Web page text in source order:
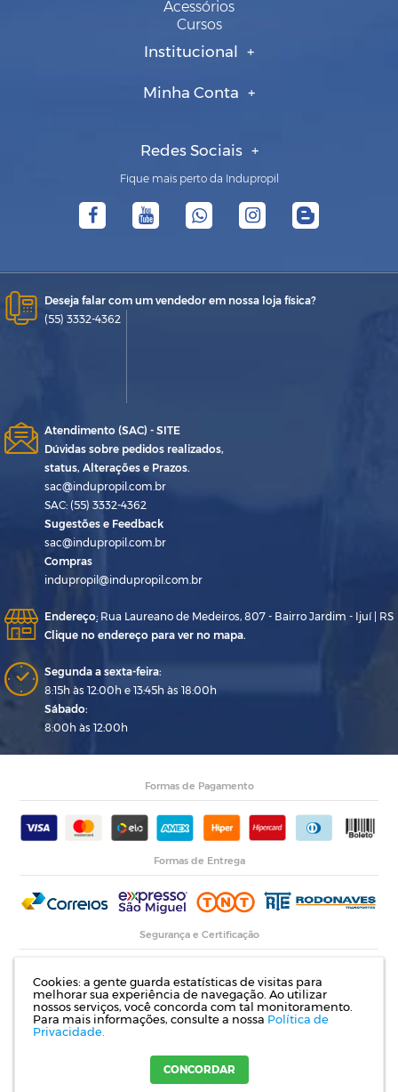
Cookies: a gente guarda estatísticas de visitas para
melhorar sua experiência de navegação. Ao utilizar
nossos serviços, você concorda com tal monitoramento.
Para mais informações, consulte a nossa Política de
Privacidade.
CONCORDAR
Acessórios
Cursos
Institucional
Minha Conta
Redes Sociais
Fique mais perto da Indupropil
Deseja falar com um vendedor em nossa loja física?
(55) 3332-4362
Atendimento (SAC) - SITE
Dúvidas sobre pedidos realizados,
status, Alterações e Prazos.
sac@indupropil.com.br
SAC: (55) 3332-4362
Sugestões e Feedback
sac@indupropil.com.br
Compras
indupropil@indupropil.com.br
Endereço: Rua Laureano de Medeiros, 807 - Bairro Jardim - Ijuí | RS
Clique no endereço para ver no mapa.
Segunda a sexta-feira:
8:15h às 12:00h e 13:45h às 18:00h
Sábado:
8:00h às 12:00h
Formas de Pagamento
Formas de Entrega
Segurança e Certificação
Razão Social: Indupropil Indústria e Comércio Ltda | CNPJ: 00.774.194/0001-82 |
Rodovia RS 155, Km 1 esq. Rua Laureano de Medeiros, 782- Ijuí | RS